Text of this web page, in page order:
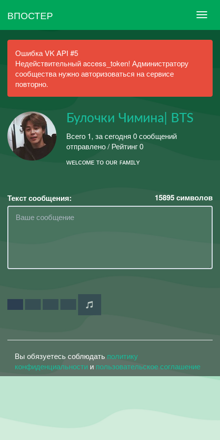
ВПОСТЕР
Ошибка VK API #5
Недействительный access_token! Администратору
сообщества нужно авторизоваться на сервисе
повторно.
Булочки Чимина| BTS
Всего 1, за сегодня 0 сообщений
отправлено / Рейтинг 0
ᴡᴇʟᴄᴏᴍᴇ ᴛᴏ ᴏᴜʀ ꜰᴀᴍɪʟʏ
Текст сообщения: 15895символов
Вы обязуетесь соблюдать политику
конфиденциальности и пользовательское соглашение